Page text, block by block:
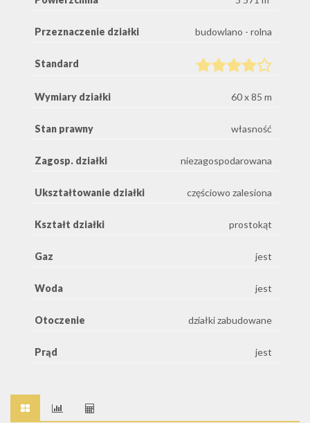
Przeznaczenie działki budowlano - rolna
Standard
Wymiary działki 60 x 85 m
Stan prawny własność
Zagosp. działki niezagospodarowana
Ukształtowanie działki częściowo zalesiona
Kształt działki prostokąt
Gaz jest
Woda jest
Otoczenie działki zabudowane
Prąd jest